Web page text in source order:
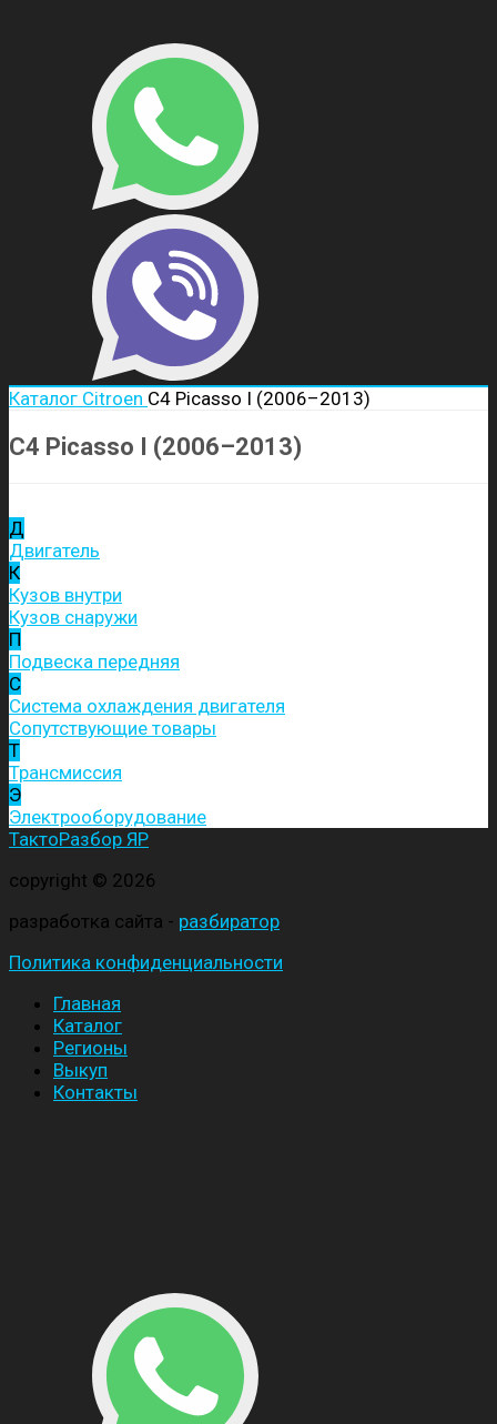
Каталог Citroen C4 Picasso I (2006–2013)
C4 Picasso I (2006–2013)
Д
Двигатель
К
Кузов внутри
Кузов снаружи
П
Подвеска передняя
С
Система охлаждения двигателя
Сопутствующие товары
Т
Трансмиссия
Э
Электрооборудование
ТактоРазбор ЯР
copyright © 2026
разработка сайта - разбиратор
Политика конфиденциальности
Главная
Каталог
Регионы
Выкуп
Контакты